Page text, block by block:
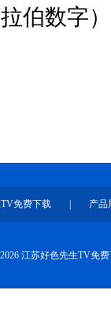
伯数字
免费下载 产品
江苏好色先生TV免